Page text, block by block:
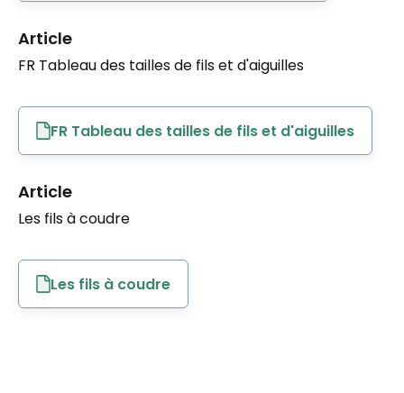
Article
FR Tableau des tailles de fils et d'aiguilles
FR Tableau des tailles de fils et d'aiguilles
Article
Les fils à coudre
Les fils à coudre